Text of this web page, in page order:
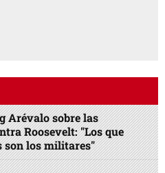
Arévalo sobre las
Roosevelt: "Los que
son los militares"